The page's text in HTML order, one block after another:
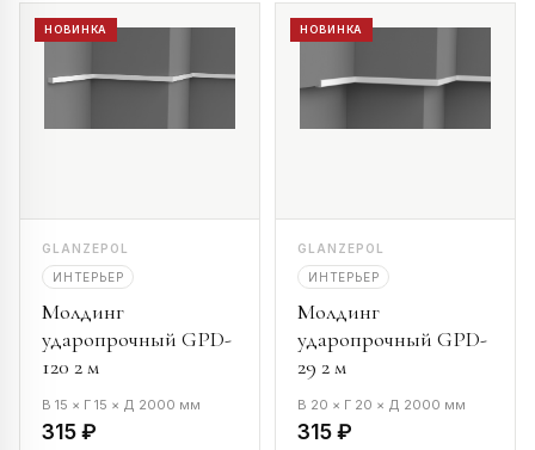
НОВИНКА
GLANZEPOL
ИНТЕРЬЕР
Молдинг
ударопрочный GPD-
120 2 м
В 15 × Г 15 × Д 2000 мм
315 ₽
НОВИНКА
GLANZEPOL
ИНТЕРЬЕР
Молдинг
ударопрочный GPD-
29 2 м
В 20 × Г 20 × Д 2000 мм
315 ₽